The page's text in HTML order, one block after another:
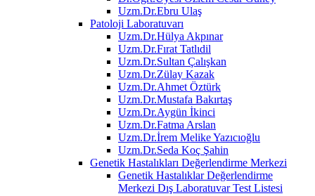
Uzm.Dr.Ebru Ulaş
Patoloji Laboratuvarı
Uzm.Dr.Hülya Akpınar
Uzm.Dr.Fırat Tatlıdil
Uzm.Dr.Sultan Çalışkan
Uzm.Dr.Zülay Kazak
Uzm.Dr.Ahmet Öztürk
Uzm.Dr.Mustafa Bakırtaş
Uzm.Dr.Aygün İkinci
Uzm.Dr.Fatma Arslan
Uzm.Dr.İrem Melike Yazıcıoğlu
Uzm.Dr.Seda Koç Şahin
Genetik Hastalıkları Değerlendirme Merkezi
Genetik Hastalıklar Değerlendirme
Merkezi Dış Laboratuvar Test Listesi